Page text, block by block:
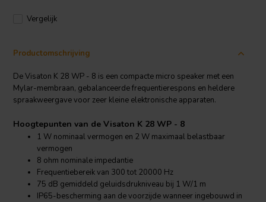
Vergelijk
Productomschrijving
De Visaton K 28 WP - 8 is een compacte micro speaker met een
Mylar-membraan, gebalanceerde frequentierespons en heldere
spraakweergave voor zeer kleine elektronische apparaten.
Hoogtepunten van de Visaton K 28 WP - 8
1 W nominaal vermogen en 2 W maximaal belastbaar
vermogen
8 ohm nominale impedantie
Frequentiebereik van 300 tot 20000 Hz
75 dB gemiddeld geluidsdrukniveau bij 1 W/1 m
IP65-bescherming aan de voorzijde wanneer ingebouwd in